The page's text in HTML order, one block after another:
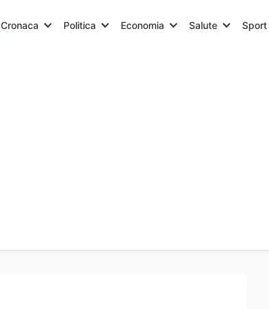
Cronaca Politica Economia Salute Sport